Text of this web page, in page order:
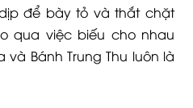
để bày tỏ và thắt chặt
qua việc biếu cho nhau
Bánh Trung Thu luôn là